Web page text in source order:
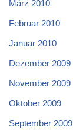
März 2010
Februar 2010
Januar 2010
Dezember 2009
November 2009
Oktober 2009
September 2009